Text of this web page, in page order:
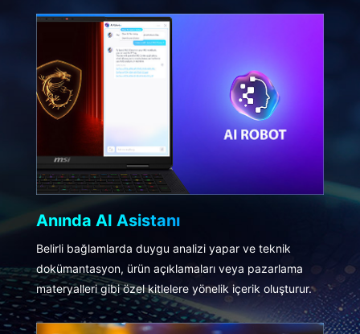
Anında AI Asistanı
Belirli bağlamlarda duygu analizi yapar ve teknik
dokümantasyon, ürün açıklamaları veya pazarlama
materyalleri gibi özel kitlelere yönelik içerik oluşturur.